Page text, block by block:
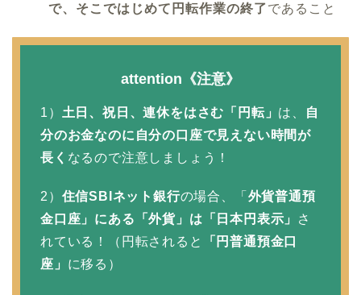
で、そこではじめて円転作業の終了であること
attention《注意》
1） 土日、祝日、連休をはさむ「円転」 は、
自
分のお金なのに自分の口座で見えない時間が
長く なるので注意しましょう！
2） 住信SBIネット銀行の場合、「 外貨普通預
金口座」にある「外貨」は「日本円表示」
さ
れている！（円転されると
「円普通預金口
座」 に移る）